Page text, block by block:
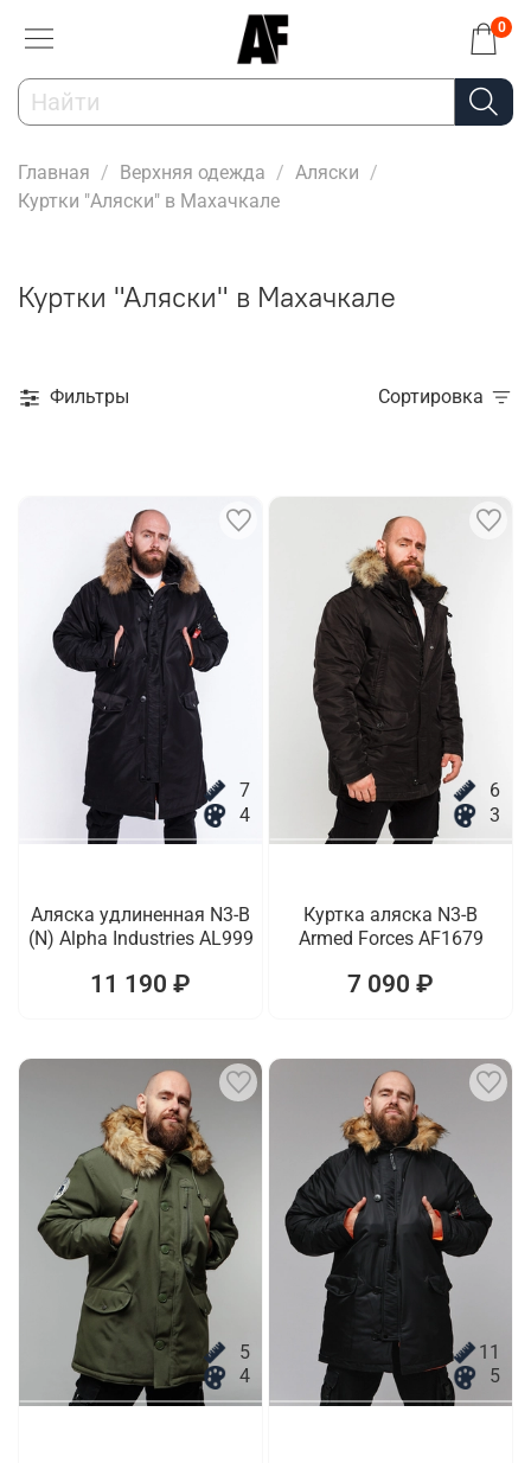
0
Главная Верхняя одежда
Аляски
Куртки "Аляски" в Махачкале
Куртки "Аляски" в Махачкале
Фильтры Сортировка
7
4
Аляска удлиненная N3-B
(N) Alpha Industries AL999
11 190 ₽
6
3
Куртка аляска N3-B
Armed Forces AF1679
7 090 ₽
5
4
11
5